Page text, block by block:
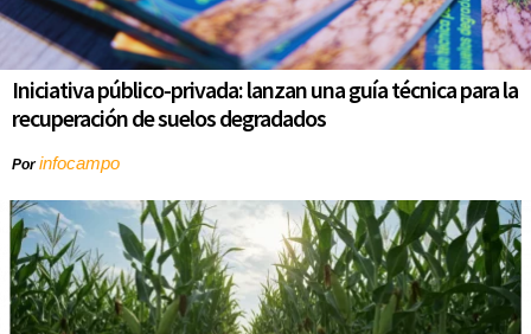
Iniciativa público-privada: lanzan una guía técnica para la
recuperación de suelos degradados
Porinfocampo